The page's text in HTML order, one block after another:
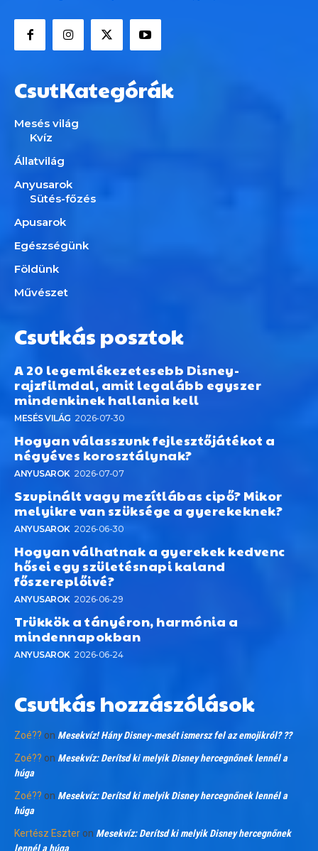
CsutKategórák
Mesés világ
Kvíz
Állatvilág
Anyusarok
Sütés-főzés
Apusarok
Egészségünk
Földünk
Művészet
Csutkás posztok
A 20 legemlékezetesebb Disney-
rajzfilmdal, amit legalább egyszer
mindenkinek hallania kell
MESÉS VILÁG 2026-07-30
Hogyan válasszunk fejlesztőjátékot a
négyéves korosztálynak?
ANYUSAROK 2026-07-07
Szupinált vagy mezítlábas cipő? Mikor
melyikre van szüksége a gyerekeknek?
ANYUSAROK 2026-06-30
Hogyan válhatnak a gyerekek kedvenc
hősei egy születésnapi kaland
főszereplőivé?
ANYUSAROK 2026-06-29
Trükkök a tányéron, harmónia a
mindennapokban
ANYUSAROK 2026-06-24
Csutkás hozzászólások
Zoé?? on Mesekvíz! Hány Disney-mesét ismersz fel az emojikról? ??
Zoé?? on Mesekvíz: Derítsd ki melyik Disney hercegnőnek lennél a
húga
Zoé?? on Mesekvíz: Derítsd ki melyik Disney hercegnőnek lennél a
húga
Kertész Eszter on Mesekvíz: Derítsd ki melyik Disney hercegnőnek
lennél a húga